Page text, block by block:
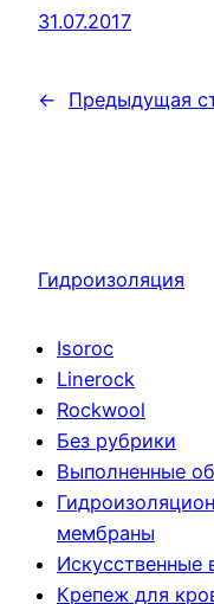
31.07.2017
← Предыдущая
Гидроизоляция
Isoroc
Linerock
Rockwool
Без рубрики
Выполненные
мембраны
Искусственные
Крепеж для